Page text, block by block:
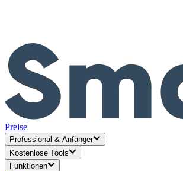
Preise
Professional & Anfänger
Kostenlose Tools
Funktionen